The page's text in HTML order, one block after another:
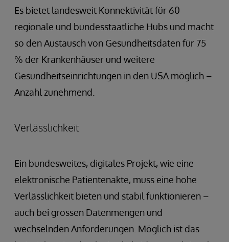
Es bietet landesweit Konnektivität für 60
regionale und bundesstaatliche Hubs und macht
so den Austausch von Gesundheitsdaten für 75
% der Krankenhäuser und weitere
Gesundheitseinrichtungen in den USA möglich –
Anzahl zunehmend.
Verlässlichkeit
Ein bundesweites, digitales Projekt, wie eine
elektronische Patientenakte, muss eine hohe
Verlässlichkeit bieten und stabil funktionieren –
auch bei grossen Datenmengen und
wechselnden Anforderungen. Möglich ist das